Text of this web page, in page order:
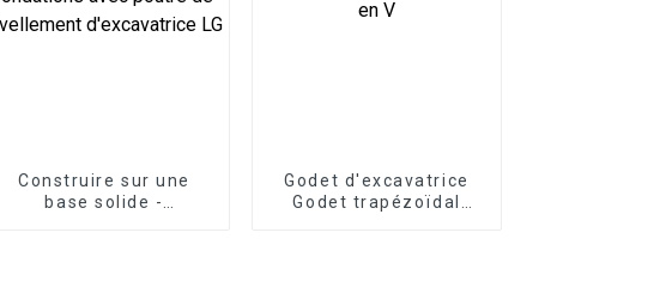
Construire sur une
base solide -
Godet d'excavatrice
Godet trapézoïdal